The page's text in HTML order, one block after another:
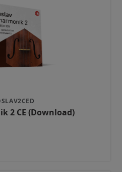
2 CE (Download)